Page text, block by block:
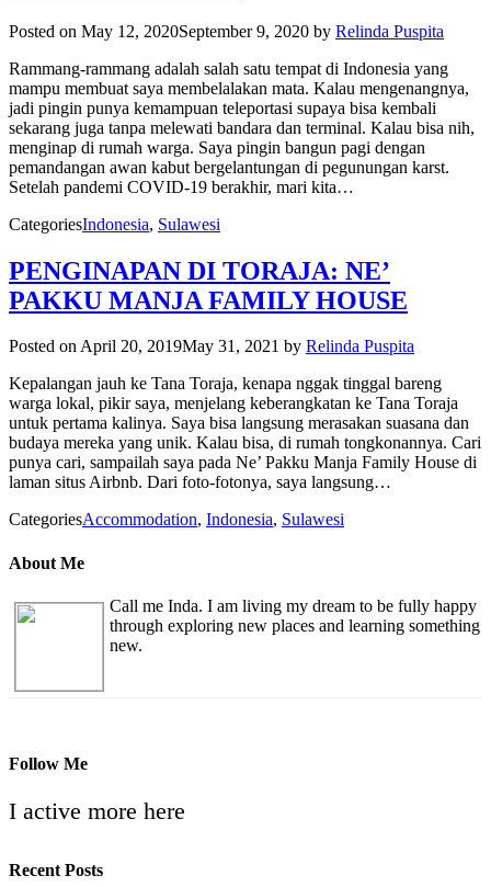
Posted on May 12, 2020September 9, 2020 by Relinda Puspita
Rammang-rammang adalah salah satu tempat di Indonesia yang
mampu membuat saya membelalakan mata. Kalau mengenangnya,
jadi pingin punya kemampuan teleportasi supaya bisa kembali
sekarang juga tanpa melewati bandara dan terminal. Kalau bisa nih,
menginap di rumah warga. Saya pingin bangun pagi dengan
pemandangan awan kabut bergelantungan di pegunungan karst.
Setelah pandemi COVID-19 berakhir, mari kita…
CategoriesIndonesia, Sulawesi
PENGINAPAN DI TORAJA: NE’
PAKKU MANJA FAMILY HOUSE
Posted onApril 20, 2019May 31, 2021 by Relinda Puspita
Kepalangan jauh ke Tana Toraja, kenapa nggak tinggal bareng
warga lokal, pikir saya, menjelang keberangkatan ke Tana Toraja
untuk pertama kalinya. Saya bisa langsung merasakan suasana dan
budaya mereka yang unik. Kalau bisa, di rumah tongkonannya. Cari
punya cari, sampailah saya pada Ne’ Pakku Manja Family House di
laman situs Airbnb. Dari foto-fotonya, saya langsung…
CategoriesAccommodation, Indonesia, Sulawesi
About Me
Call me Inda. I am living my dream to be fully happy
through exploring new places and learning something
new.
Follow Me
I active more here
Recent Posts